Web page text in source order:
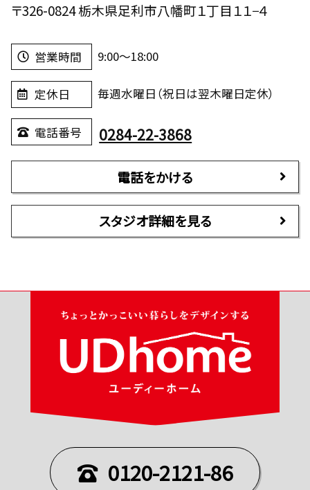
〒326-0824 栃木県足利市八幡町１丁目１１−４
営業時間 9:00～18:00
定休日 毎週水曜日（祝日は翌木曜日定休）
電話番号 0284-22-3868
電話をかける
スタジオ詳細を見る
0120-2121-86